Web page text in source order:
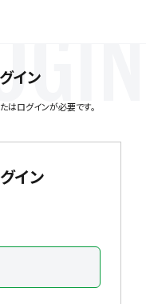
イン
はログインが必要です。
イン